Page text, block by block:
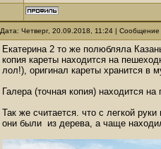
Дата: Четверг, 20.09.2018, 11:24 |
Екатерина 2 то же полюбляла
копия кареты находится на
лол!), оригинал кареты хранится в
Галера (точная копия) находится
Так же считается. что с легкой
они были из дерева, а чаще